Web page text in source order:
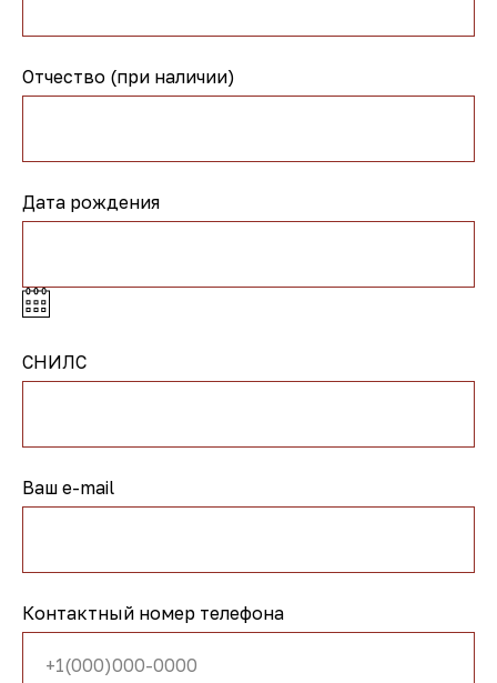
Отчество (при наличии)
Дата рождения
СНИЛС
Ваш e-mail
Контактный номер телефона